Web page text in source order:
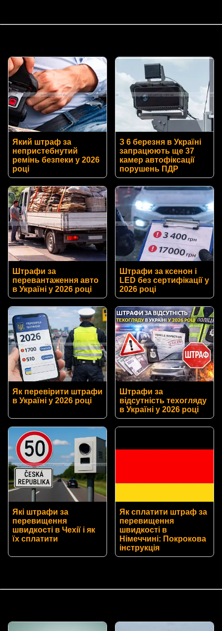
Який штраф за
непристебнутий
ремінь безпеки у 2026
році
З 6 березня в Україні
запрацюють ще 37
камер автофіксації
порушень ПДР
Штрафи за
перевантаження авто
в Україні у 2026 році
Штрафи за ксенон і
LED без сертифікації у
2026 році
Як перевірити штрафи
в Україні у 2026 році
Штрафи за
відсутність техогляду
в Україні у 2026 році
Які штрафи за
перевищення
швидкості в Чехії і як
їх сплатити
Як сплатити штраф за
перевищення
швидкості в
Німеччині: Покрокова
інструкція